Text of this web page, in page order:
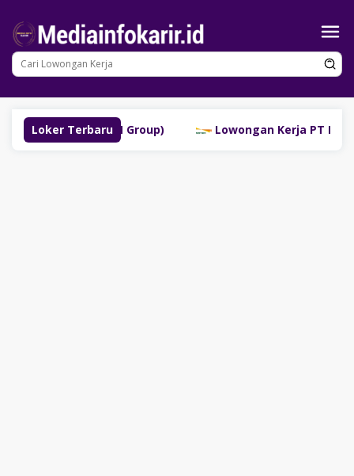
konten
Loker Terbaru
(SM Group) Lowongan Kerja PT Bank